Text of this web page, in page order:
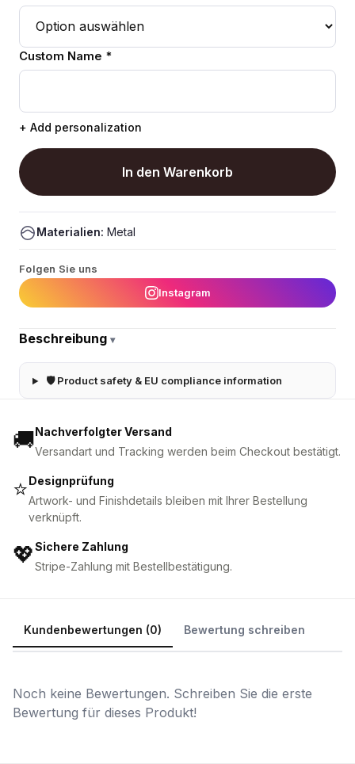
Custom Name *
+ Add personalization
In den Warenkorb
Materialien: Metal
Folgen Sie uns
Instagram
Beschreibung ▾
🛡 Product safety & EU compliance information
🚚Nachverfolgter Versand
Versandart und Tracking werden beim Checkout bestätigt.
⭐Designprüfung
Artwork- und Finishdetails bleiben mit Ihrer Bestellung
verknüpft.
💖Sichere Zahlung
Stripe-Zahlung mit Bestellbestätigung.
Kundenbewertungen (0) Bewertung schreiben
Noch keine Bewertungen. Schreiben Sie die erste
Bewertung für dieses Produkt!